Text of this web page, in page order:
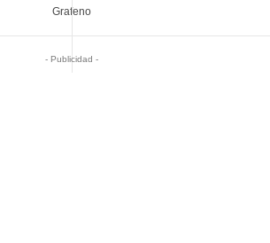
Grafeno
- Publicidad -